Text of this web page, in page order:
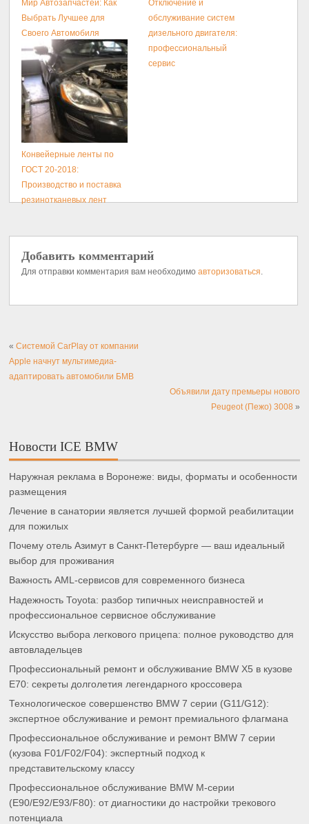
Мир Автозапчастей: Как
Выбрать Лучшее для
Своего Автомобиля
Отключение и
обслуживание систем
дизельного двигателя:
профессиональный
сервис
Конвейерные ленты по
ГОСТ 20-2018:
Производство и поставка
резинотканевых лент
Добавить комментарий
Для отправки комментария вам необходимоавторизоваться.
«Системой CarPlay от компании
Apple начнут мультимедиа-
адаптировать автомобили БМВ
Объявили дату премьеры нового
Peugeot (Пежо) 3008 »
Новости ICE BMW
Наружная реклама в Воронеже: виды, форматы и особенности
размещения
Лечение в санатории является лучшей формой реабилитации
для пожилых
Почему отель Азимут в Санкт-Петербурге — ваш идеальный
выбор для проживания
Важность AML-сервисов для современного бизнеса
Надежность Toyota: разбор типичных неисправностей и
профессиональное сервисное обслуживание
Искусство выбора легкового прицепа: полное руководство для
автовладельцев
Профессиональный ремонт и обслуживание BMW X5 в кузове
E70: секреты долголетия легендарного кроссовера
Технологическое совершенство BMW 7 серии (G11/G12):
экспертное обслуживание и ремонт премиального флагмана
Профессиональное обслуживание и ремонт BMW 7 серии
(кузова F01/F02/F04): экспертный подход к
представительскому классу
Профессиональное обслуживание BMW M-серии
(E90/E92/E93/F80): от диагностики до настройки трекового
потенциала